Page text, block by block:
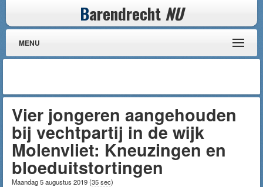
Barendrecht NU
MENU
Vier jongeren aangehouden
bij vechtpartij in de wijk
Molenvliet: Kneuzingen en
bloeduitstortingen
Maandag 5 augustus 2019(35 sec)